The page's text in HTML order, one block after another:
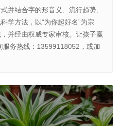
并结合字的形音义、流行趋势、
学方法，以“为你起好名”为宗
并经由权威专家审核。让孩子赢
服务热线：13599118052，或加